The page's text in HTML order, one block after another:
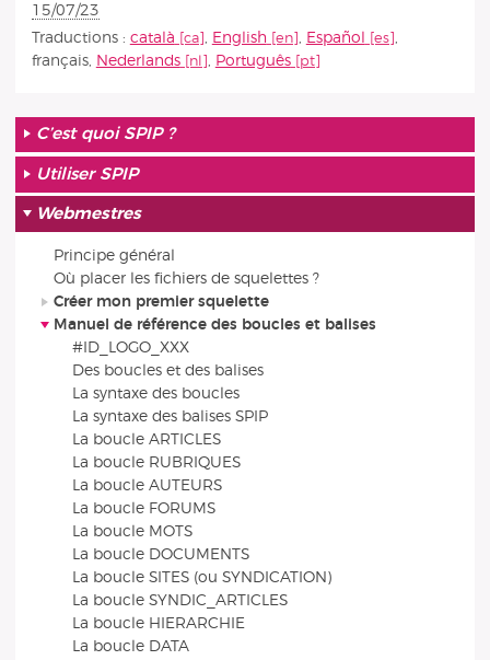
15/07/23
Traductions : català , English , Español
,
français, Nederlands , Português
C’est quoi SPIP ?
Utiliser SPIP
Webmestres
Principe général
Où placer les fichiers de squelettes ?
Créer mon premier squelette
Manuel de référence des boucles et balises
#ID_LOGO_XXX
Des boucles et des balises
La syntaxe des boucles
La syntaxe des balises SPIP
La boucle ARTICLES
La boucle RUBRIQUES
La boucle AUTEURS
La boucle FORUMS
La boucle MOTS
La boucle DOCUMENTS
La boucle SITES (ou SYNDICATION)
La boucle SYNDIC_ARTICLES
La boucle HIERARCHIE
La boucle DATA